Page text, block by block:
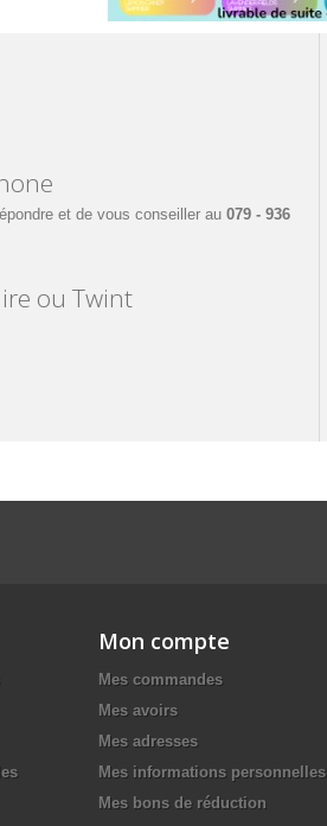
et de vous conseiller au 079 - 936
ou Twint
Mon compte
Mes commandes
Mes avoirs
Mes adresses
Mes informations personnelles
Mes bons de réduction